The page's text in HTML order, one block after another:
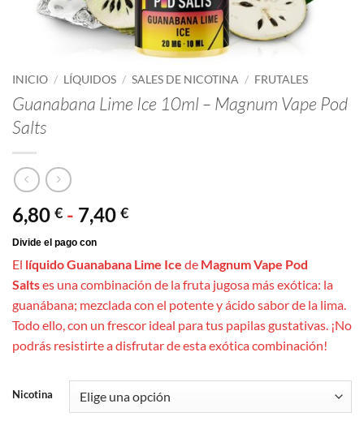
INICIO / LÍQUIDOS / SALES DE NICOTINA / FRUTALES
Guanabana Lime Ice 10ml – Magnum Vape Pod
Salts
6,80 € - 7,40 €Rango
desde
6,80 €
hasta
7,40 €
El líquido Guanabana Lime Ice de Magnum Vape Pod
Saltses una combinación de la fruta jugosa más exótica: la
guanábana; mezclada con el potente y ácido sabor de la lima.
Todo ello, con un frescor ideal para tus papilas gustativas. ¡No
podrás resistirte a disfrutar de esta exótica combinación!
Nicotina